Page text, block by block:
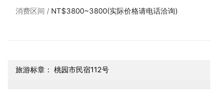
消费区间 NT$3800~3800(实际价格请电话洽询)
旅游标章： 桃园市民宿112号